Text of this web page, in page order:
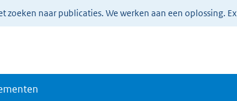
naar publicaties. We werken aan een oplossing.